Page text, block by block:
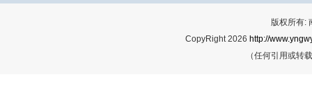
版权所有:
CopyRight 2026 http://
（任何引用或转